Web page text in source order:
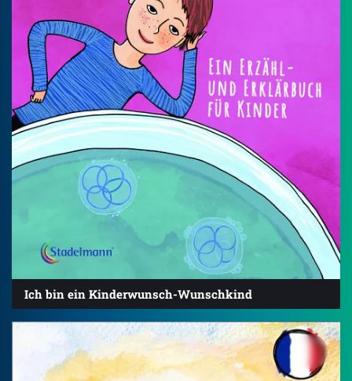
Ich bin ein Kinderwunsch-Wunschkind